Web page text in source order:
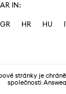
IN:
GR HR HU
stránky je
společnosti